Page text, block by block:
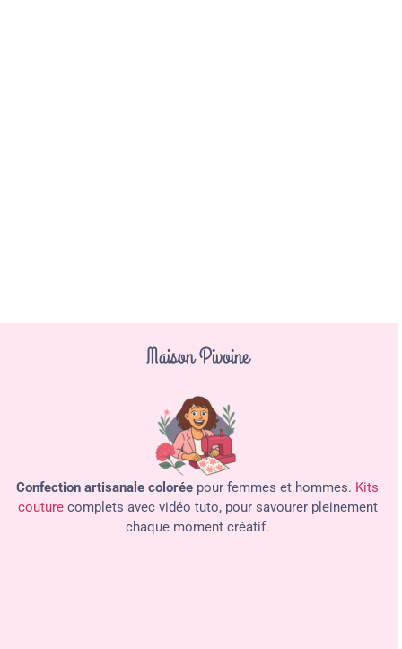
Maison Pivoine
Confection artisanale colorée pour femmes et hommes. Kits
couturecomplets avec vidéo tuto, pour savourer pleinement
chaque moment créatif.